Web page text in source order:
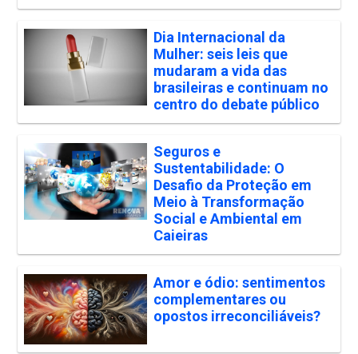
Dia Internacional da
Mulher: seis leis que
mudaram a vida das
brasileiras e continuam no
centro do debate público
Seguros e
Sustentabilidade: O
Desafio da Proteção em
Meio à Transformação
Social e Ambiental em
Caieiras
Amor e ódio: sentimentos
complementares ou
opostos irreconciliáveis?